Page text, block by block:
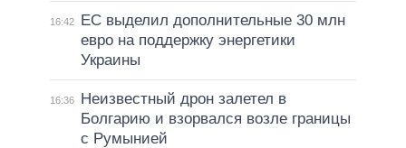
16:42
ЕС выделил дополнительные 30 млн
евро на поддержку энергетики
Украины
16:36
Неизвестный дрон залетел в
Болгарию и взорвался возле границы
с Румынией